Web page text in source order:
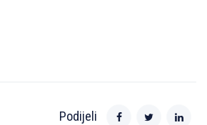
Podijeli